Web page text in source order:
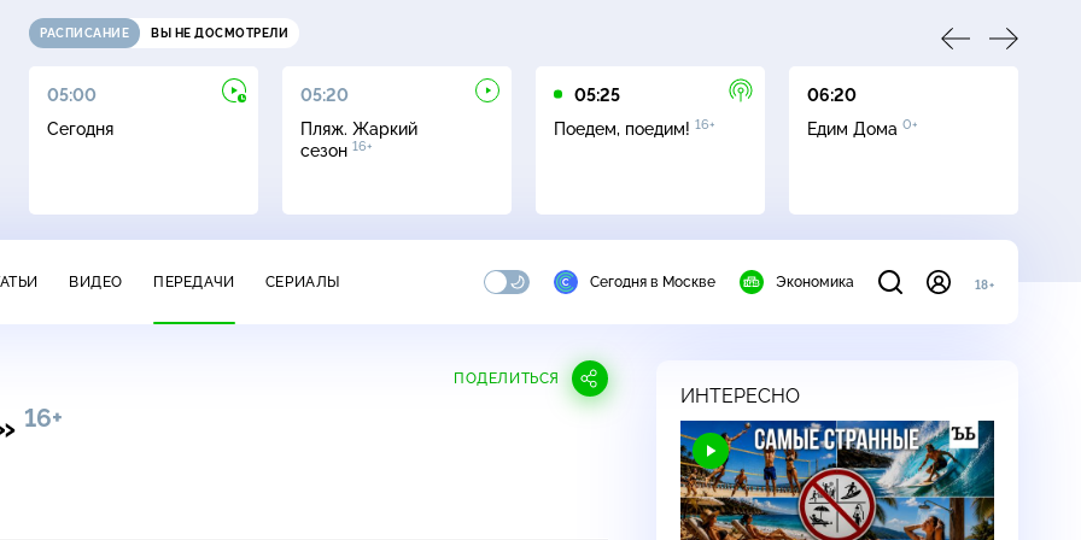
РАСПИСАНИЕ ВЫ НЕ ДОСМОТРЕЛИ
05:00
Сегодня
05:20
Пляж. Жаркий
сезон 16+
05:25
Поедем, поедим! 16+
06:20
Едим Дома 0+
ВИДЕО ПЕРЕДАЧИ СЕРИАЛЫ Сегодня в Москве Экономика 18+
ПОДЕЛИТЬСЯ
16+
ИНТЕРЕСНО